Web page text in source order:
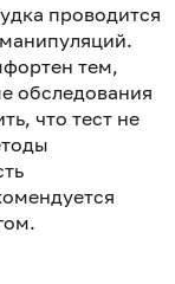
проводится
тем,
обследования
что тест не